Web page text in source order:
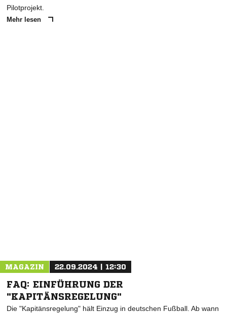
Pilotprojekt.
Mehr lesen
MAGAZIN 22.09.2024 | 12:30
FAQ: EINFÜHRUNG DER
"KAPITÄNSREGELUNG"
Die "Kapitänsregelung" hält Einzug in deutschen Fußball. Ab wann